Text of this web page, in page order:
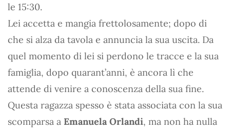
le 15:30.
Lei accetta e mangia frettolosamente; dopo di
che si alza da tavola e annuncia la sua uscita. Da
quel momento di lei si perdono le tracce e la sua
famiglia, dopo quarant’anni, è ancora lì che
attende di venire a conoscenza della sua fine.
Questa ragazza spesso è stata associata con la sua
scomparsa a Emanuela Orlandi, ma non ha nulla